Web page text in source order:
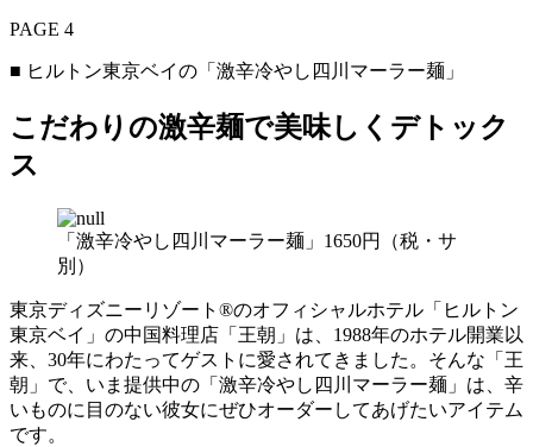
PAGE 4
■ ヒルトン東京ベイの「激辛冷やし四川マーラー麺」
こだわりの激辛麺で美味しくデトック
ス
「激辛冷やし四川マーラー麺」1650円（税・サ
別）
東京ディズニーリゾート®のオフィシャルホテル「ヒルトン
東京ベイ」の中国料理店「王朝」は、1988年のホテル開業以
来、30年にわたってゲストに愛されてきました。そんな「王
朝」で、いま提供中の「激辛冷やし四川マーラー麺」は、辛
いものに目のない彼女にぜひオーダーしてあげたいアイテム
です。